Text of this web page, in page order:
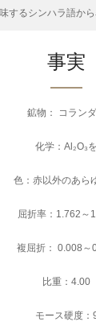
するシンハラ語から
事実
鉱物： コラン
化学：Al₂O₃を
色：赤以外のあら
屈折率：1.762～
複屈折： 0.008～
比重：4.00
モース硬度：